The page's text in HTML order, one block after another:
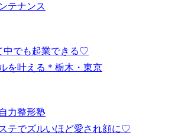
テナンス
中でも起業できる♡
を叶える＊栃木・東京
力整形塾
テでズルいほど愛され顔に♡